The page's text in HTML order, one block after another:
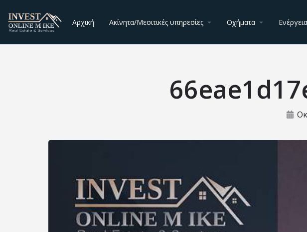
Αρχική Ακίνητα/Μεσιτικές υπηρεσίες Οχήματα Ενέργεια